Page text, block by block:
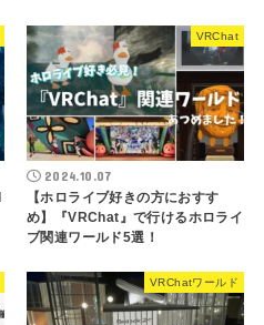
VRChat
2024.10.07
【ホロライブ好きの方におすす
め】『VRChat』で行けるホロライ
ブ関連ワールド5選！
VRChatワールド